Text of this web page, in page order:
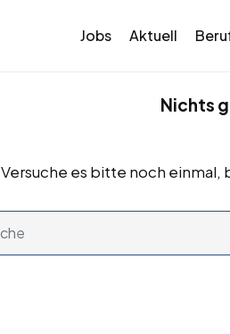
Jobs Aktuell
Nichts
Versuche es bitte noch einmal,